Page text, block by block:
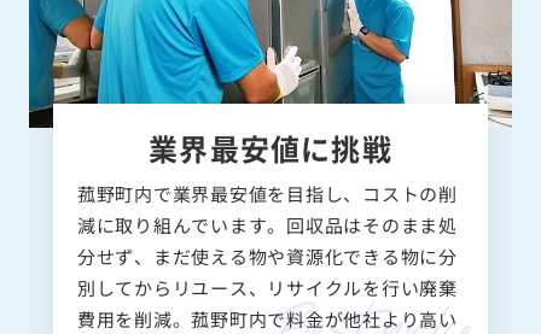
業界最安値に挑戦
菰野町内で業界最安値を目指し、コストの削
減に取り組んでいます。回収品はそのまま処
分せず、まだ使える物や資源化できる物に分
別してからリユース、リサイクルを行い廃棄
費用を削減。菰野町内で料金が他社より高い